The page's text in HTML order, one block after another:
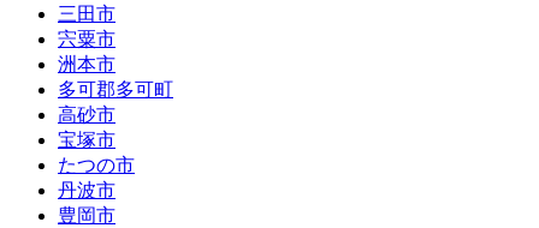
三田市
宍粟市
洲本市
多可郡多可町
高砂市
宝塚市
たつの市
丹波市
豊岡市